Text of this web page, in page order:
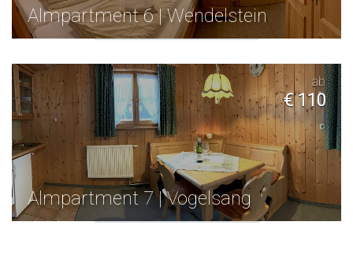
Almpartment 6 | Wendelstein
Almpartment 7 | Vogelsang
ab
€ 110